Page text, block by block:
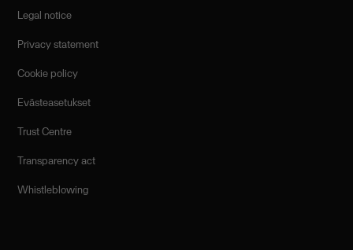
Legal notice
Privacy statement
Cookie policy
Evästeasetukset
Trust Centre
Transparency act
Whistleblowing